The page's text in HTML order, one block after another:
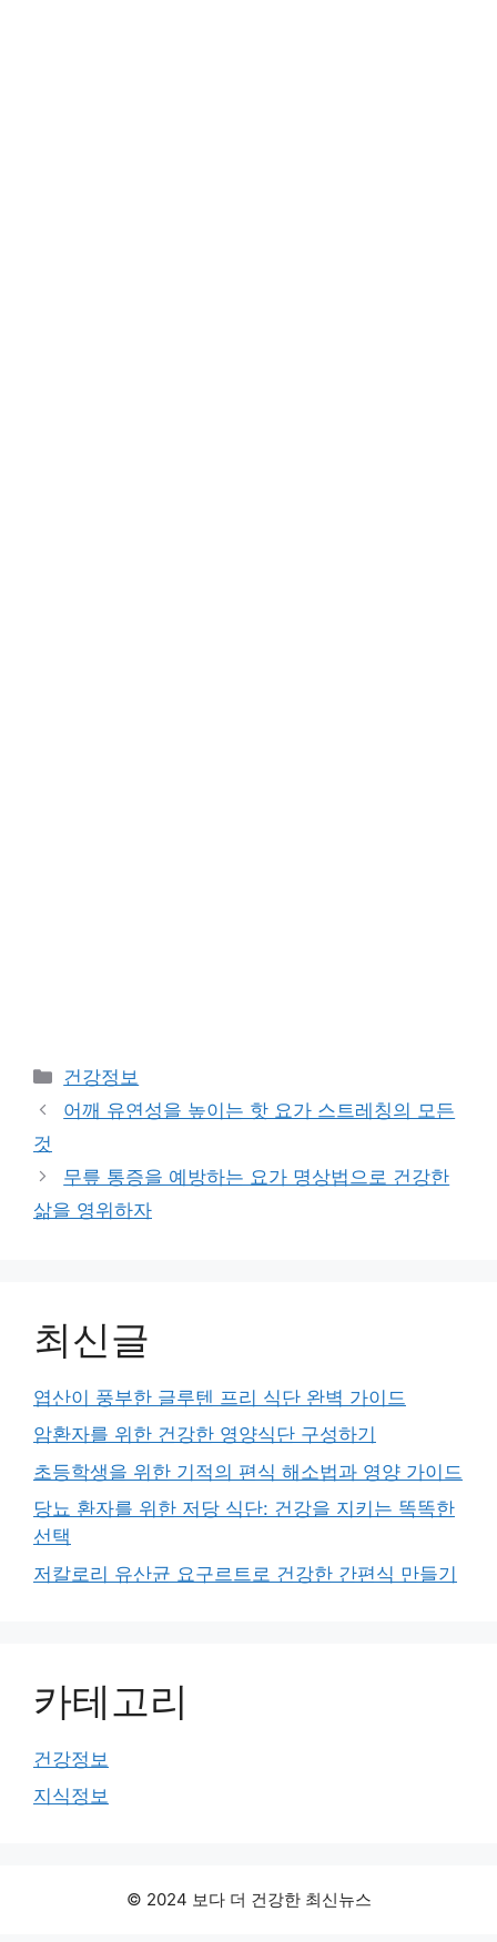
Categories
건강정보
어깨 유연성을 높이는 핫 요가 스트레칭의 모든
것
무릎 통증을 예방하는 요가 명상법으로 건강한
삶을 영위하자
최신글
엽산이 풍부한 글루텐 프리 식단 완벽 가이드
암환자를 위한 건강한 영양식단 구성하기
초등학생을 위한 기적의 편식 해소법과 영양 가이드
당뇨 환자를 위한 저당 식단: 건강을 지키는 똑똑한
선택
저칼로리 유산균 요구르트로 건강한 간편식 만들기
카테고리
건강정보
지식정보
© 2024 보다 더 건강한 최신뉴스